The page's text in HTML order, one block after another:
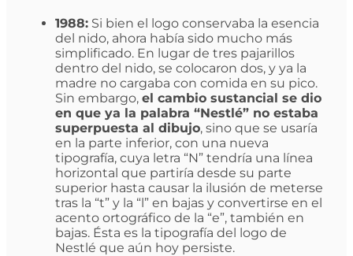
1988:Si bien el logo conservaba la esencia
del nido, ahora había sido mucho más
simplificado. En lugar de tres pajarillos
dentro del nido, se colocaron dos, y ya la
madre no cargaba con comida en su pico.
Sin embargo, el cambio sustancial se dio
en que ya la palabra “Nestlé” no estaba
superpuesta al dibujo, sino que se usaría
en la parte inferior, con una nueva
tipografía, cuya letra “N” tendría una línea
horizontal que partiría desde su parte
superior hasta causar la ilusión de meterse
tras la “t” y la “l” en bajas y convertirse en el
acento ortográfico de la “e”, también en
bajas. Ésta es la tipografía del logo de
Nestlé que aún hoy persiste.